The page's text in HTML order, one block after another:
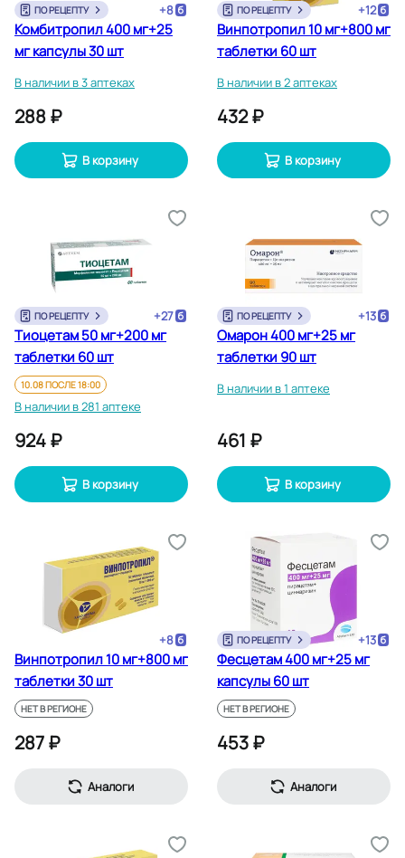
ПО РЕЦЕПТУ +8
Комбитропил 400 мг+25
мг капсулы 30 шт
В наличии в 3 аптеках
288 ₽
В корзину
ПО РЕЦЕПТУ +12
Винпотропил 10 мг+800 мг
таблетки 60 шт
В наличии в 2 аптеках
432 ₽
В корзину
ПО РЕЦЕПТУ +27
Тиоцетам 50 мг+200 мг
таблетки 60 шт
10.08 ПОСЛЕ 18:00
В наличии в 281 аптеке
924 ₽
В корзину
ПО РЕЦЕПТУ +13
Омарон 400 мг+25 мг
таблетки 90 шт
В наличии в 1 аптеке
461 ₽
В корзину
+8
Винпотропил 10 мг+800 мг
таблетки 30 шт
НЕТ В РЕГИОНЕ
287 ₽
Аналоги
ПО РЕЦЕПТУ +13
Фесцетам 400 мг+25 мг
капсулы 60 шт
НЕТ В РЕГИОНЕ
453 ₽
Аналоги